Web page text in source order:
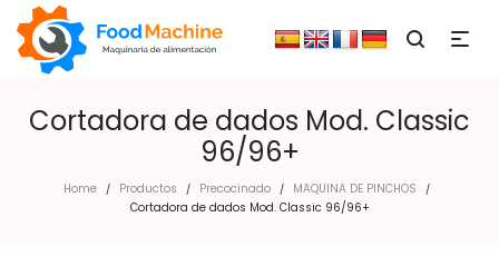
Cortadora de dados Mod. Classic
96/96+
Home / Productos / Precocinado / MAQUINA DE PINCHOS /
Cortadora de dados Mod. Classic 96/96+